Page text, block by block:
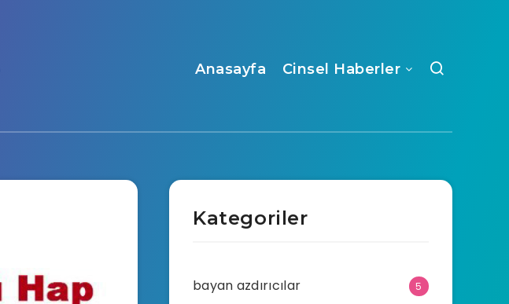
Anasayfa Cinsel Haberler
Kategoriler
bayan azdırıcılar 5